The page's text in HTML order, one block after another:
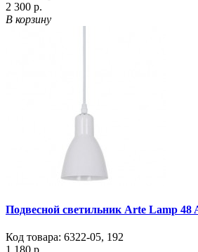
2 300 р.
В корзину
Подвесной светильник Arte Lamp 48
Код товара: 6322-05, 192
1 180 р.